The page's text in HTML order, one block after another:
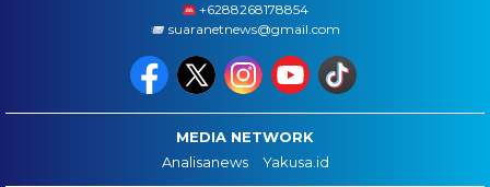
+6288268178854
suaranetnews@gmail.com
MEDIA NETWORK
Analisanews
Yakusa.id